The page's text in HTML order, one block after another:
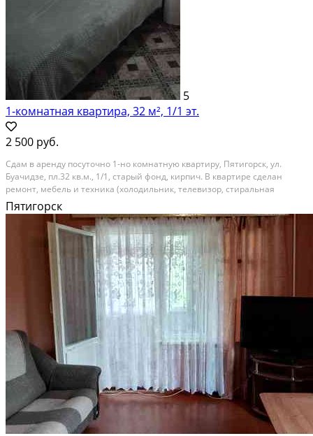
5
1-комнатная квартира, 32 м², 1/1 эт.
2 500 руб.
Сдам в аренду посуточно 1-но комнатную квартиру, Пятигорск, ул.
Буачидзе, пл.32 кв.м., 1/1, старый фонд, кирпич. В квартире сделан
ремонт, мебель и техника (холодильник, телевизор, стиральная
машина), стоянка для автомобиля. В шаговой доступности находятся
Нижний рынок, Верхний рынок, Курортная...
Посуточная аренда; Общая площадь: 32 м²; Бытовая техника: Плита,
Микроволновка, Холодильник, Стиральная машина, Фен, Утюг
Пятигорск